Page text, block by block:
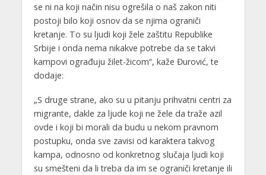
se ni na koji način nisu ogrešila o naš zakon niti
postoji bilo koji osnov da se njima ograniči
kretanje. To su ljudi koji žele zaštitu Republike
Srbije i onda nema nikakve potrebe da se takvi
kampovi ograđuju žilet-žicom“, kaže Đurović, te
dodaje:
„S druge strane, ako su u pitanju prihvatni centri za
migrante, dakle za ljude koji ne žele da traže azil
ovde i koji bi morali da budu u nekom pravnom
postupku, onda sve zavisi od karaktera takvog
kampa, odnosno od konkretnog slučaja ljudi koji
su smešteni da li treba da im se ograniči kretanje ili